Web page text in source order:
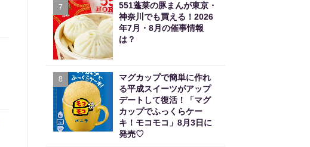
7
551蓬莱の豚まんが東京・
神奈川でも買える！2026
年7月・8月の催事情報
は？
8
マグカップで簡単に作れ
る平成スイーツがアップ
デートして復活！「マグ
カップでふっくらケー
キ！モコモコ」8月3日に
発売♡